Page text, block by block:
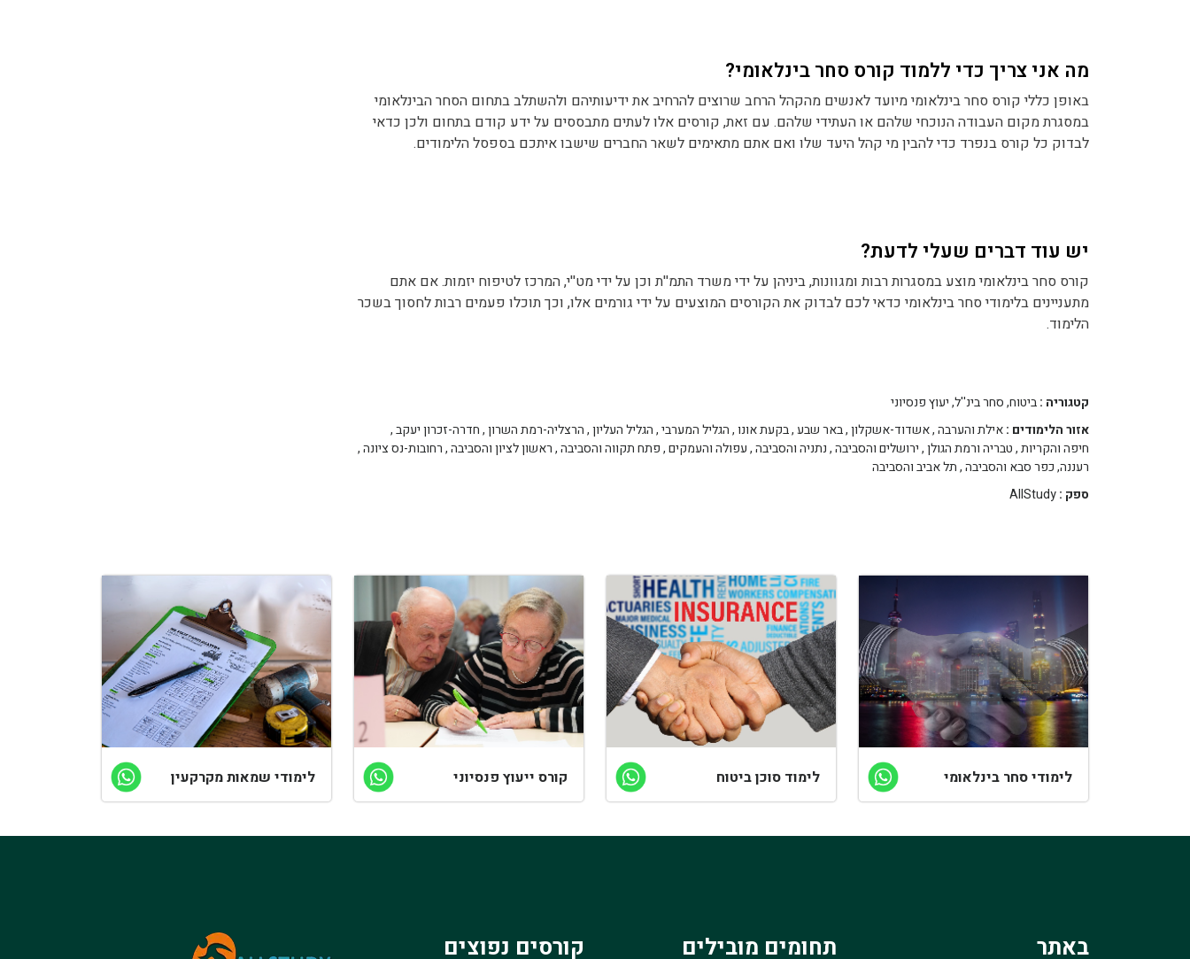
מה אני צריך כדי ללמוד קורס סחר בינלאומי?
באופן כללי קורס סחר בינלאומי מיועד לאנשים מהקהל הרחב שרוצים להרחיב את ידיעותיהם ולהשתלב בתחום הסחר הבינלאומי
במסגרת מקום העבודה הנוכחי שלהם או העתידי שלהם. עם זאת, קורסים אלו לעתים מתבססים על ידע קודם בתחום ולכן כדאי
לבדוק כל קורס בנפרד כדי להבין מי קהל היעד שלו ואם אתם מתאימים לשאר החברים שישבו איתכם בספסל הלימודים.
יש עוד דברים שעלי לדעת?
קורס סחר בינלאומי מוצע במסגרות רבות ומגוונות, ביניהן על ידי משרד התמ''ת וכן על ידי מט''י, המרכז לטיפוח יזמות. אם אתם
מתעניינים בלימודי סחר בינלאומי כדאי לכם לבדוק את הקורסים המוצעים על ידי גורמים אלו, וכך תוכלו פעמים רבות לחסוך בשכר
הלימוד.
קטגוריה :ביטוח, סחר בינ''ל, יעוץ פנסיוני
אזור הלימודים :אילת והערבה,אשדוד-אשקלון,באר שבע,בקעת אונו,הגליל המערבי,הגליל העליון,הרצליה-רמת השרון,חדרה-זכרון יעקב,
חיפה והקריות,טבריה ורמת הגולן,ירושלים והסביבה,נתניה והסביבה,עפולה והעמקים,פתח תקווה והסביבה,ראשון לציון והסביבה,רחובות-נס ציונה,
רעננה, כפר סבא והסביבה,תל אביב והסביבה
ספק :AllStudy
לימודי סחר בינלאומי לימוד סוכן ביטוח קורס ייעוץ פנסיוני לימודי שמאות מקרקעין
באתר תחומים מובילים קורסים נפוצים